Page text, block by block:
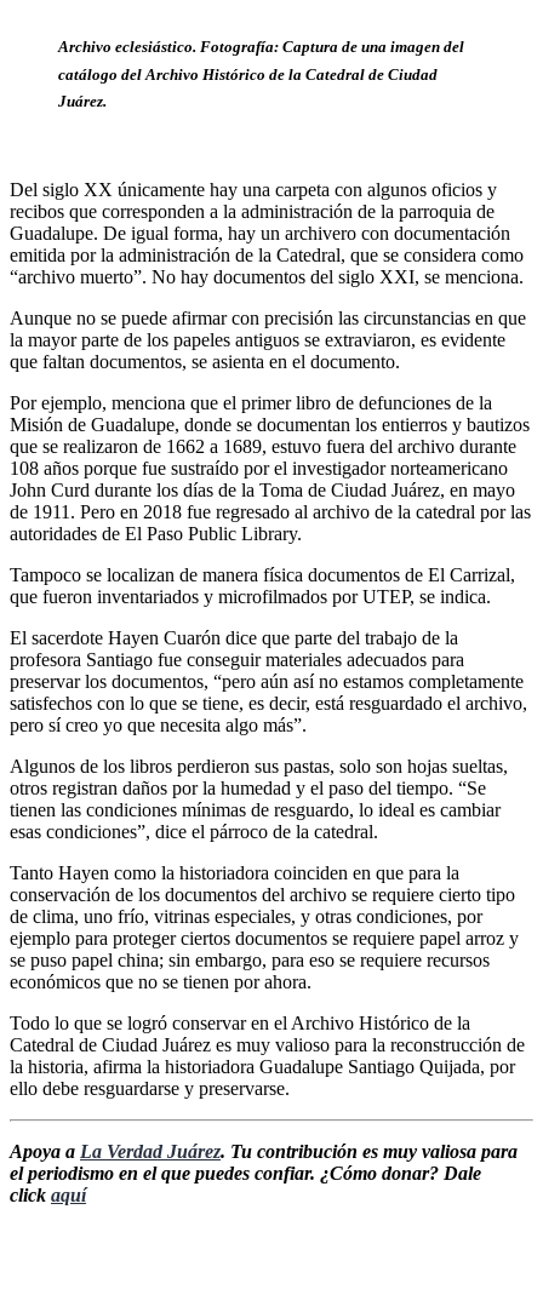
Archivo eclesiástico. Fotografía: Captura de una imagen del
catálogo del Archivo Histórico de la Catedral de Ciudad
Juárez.
Del siglo XX únicamente hay una carpeta con algunos oficios y
recibos que corresponden a la administración de la parroquia de
Guadalupe. De igual forma, hay un archivero con documentación
emitida por la administración de la Catedral, que se considera como
“archivo muerto”. No hay documentos del siglo XXI, se menciona.
Aunque no se puede afirmar con precisión las circunstancias en que
la mayor parte de los papeles antiguos se extraviaron, es evidente
que faltan documentos, se asienta en el documento.
Por ejemplo, menciona que el primer libro de defunciones de la
Misión de Guadalupe, donde se documentan los entierros y bautizos
que se realizaron de 1662 a 1689, estuvo fuera del archivo durante
108 años porque fue sustraído por el investigador norteamericano
John Curd durante los días de la Toma de Ciudad Juárez, en mayo
de 1911. Pero en 2018 fue regresado al archivo de la catedral por las
autoridades de El Paso Public Library.
Tampoco se localizan de manera física documentos de El Carrizal,
que fueron inventariados y microfilmados por UTEP, se indica.
El sacerdote Hayen Cuarón dice que parte del trabajo de la
profesora Santiago fue conseguir materiales adecuados para
preservar los documentos, “pero aún así no estamos completamente
satisfechos con lo que se tiene, es decir, está resguardado el archivo,
pero sí creo yo que necesita algo más”.
Algunos de los libros perdieron sus pastas, solo son hojas sueltas,
otros registran daños por la humedad y el paso del tiempo. “Se
tienen las condiciones mínimas de resguardo, lo ideal es cambiar
esas condiciones”, dice el párroco de la catedral.
Tanto Hayen como la historiadora coinciden en que para la
conservación de los documentos del archivo se requiere cierto tipo
de clima, uno frío, vitrinas especiales, y otras condiciones, por
ejemplo para proteger ciertos documentos se requiere papel arroz y
se puso papel china; sin embargo, para eso se requiere recursos
económicos que no se tienen por ahora.
Todo lo que se logró conservar en el Archivo Histórico de la
Catedral de Ciudad Juárez es muy valioso para la reconstrucción de
la historia, afirma la historiadora Guadalupe Santiago Quijada, por
ello debe resguardarse y preservarse.
Apoya a La Verdad Juárez. Tu contribución es muy valiosa para
el periodismo en el que puedes confiar. ¿Cómo donar? Dale
click aquí